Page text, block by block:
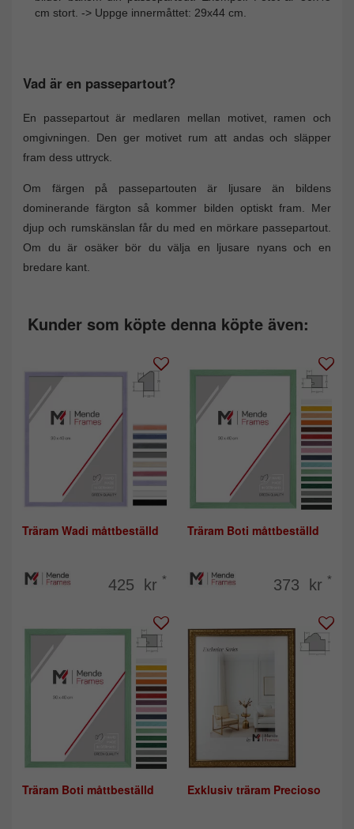
cm stort. -> Uppge innermåttet: 29x44 cm.
Vad är en passepartout?
En passepartout är medlaren mellan motivet, ramen och
omgivningen. Den ger motivet rum att andas och släpper
fram dess uttryck.
Om färgen på passepartouten är ljusare än bildens
dominerande färgton så kommer bilden optiskt fram. Mer
djup och rumskänslan får du med en mörkare passepartout.
Om du är osäker bör du välja en ljusare nyans och en
bredare kant.
Kunder som köpte denna köpte även:
Träram Wadi måttbeställd
425 kr *
Träram Boti måttbeställd
373 kr *
Träram Boti måttbeställd Exklusiv träram Precioso